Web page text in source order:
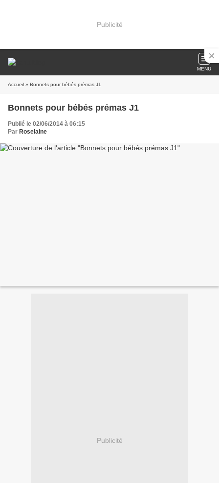
Publicité
MENU
Accueil » Bonnets pour bébés prémas J1
Bonnets pour bébés prémas J1
Publié le 02/06/2014 à 06:15
Par Roselaine
Publicité